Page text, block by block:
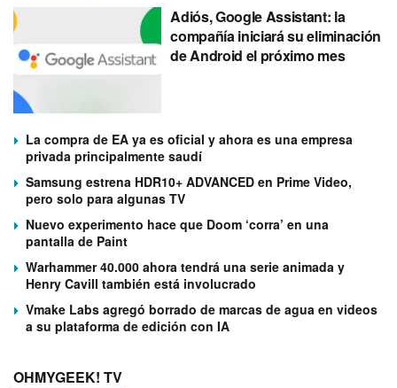
Adiós, Google Assistant: la
compañía iniciará su eliminación
de Android el próximo mes
La compra de EA ya es oficial y ahora es una empresa
privada principalmente saudí
Samsung estrena HDR10+ ADVANCED en Prime Video,
pero solo para algunas TV
Nuevo experimento hace que Doom ‘corra’ en una
pantalla de Paint
Warhammer 40.000 ahora tendrá una serie animada y
Henry Cavill también está involucrado
Vmake Labs agregó borrado de marcas de agua en videos
a su plataforma de edición con IA
OHMYGEEK! TV